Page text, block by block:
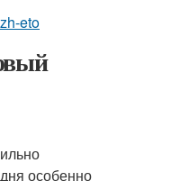
eto
особенно